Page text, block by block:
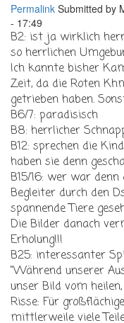
Permalink Submitted by
- 17:49
B2: ist ja wirklich
so herrlichen
Ich kannte bisher
Zeit, da die Roten
getrieben haben.
B6/7: paradisisch
B8: herrlicher
B12: sprechen die
haben sie denn
B15/16: wer war
Begleiter durch den
spannende Tiere
Die Bilder danach
Erholung!!!
B25: interessanter
"Während unserer
unser Bild vom
Risse: Für
mittlerweile viele